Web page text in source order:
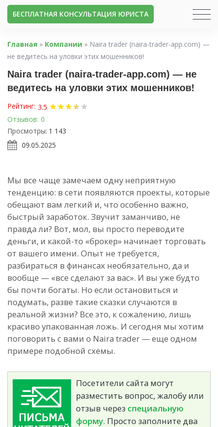
БЕСПЛАТНАЯ КОНСУЛЬТАЦИЯ ЮРИСТА
Главная » Компании » Naira trader (naira-trader-app.com) —
не ведитесь на уловки этих мошенников!
Naira trader (naira-trader-app.com) — не
ведитесь на уловки этих мошенников!
Рейтинг: 3.5 ★★★★
★★
Отзывов: 0
Просмотры: 1 143
09.05.2025
Мы все чаще замечаем одну неприятную
тенденцию: в сети появляются проекты, которые
обещают вам легкий и, что особенно важно,
быстрый заработок. Звучит заманчиво, не
правда ли? Вот, мол, вы просто переводите
деньги, и какой-то «брокер» начинает торговать
от вашего имени. Опыт не требуется,
разбираться в финансах необязательно, да и
вообще — «все сделают за вас». И вы уже будто
бы почти богаты. Но если остановиться и
подумать, разве такие сказки случаются в
реальной жизни? Все это, к сожалению, лишь
красиво упакованная ложь. И сегодня мы хотим
поговорить с вами о Naira trader — еще одном
примере подобной схемы.
Посетители сайта могут
разместить вопрос, жалобу или
отзыв через специальную
форму. Просто заполните два